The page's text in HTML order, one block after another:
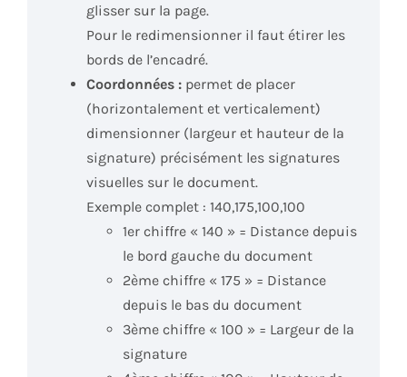
glisser sur la page.
Pour le redimensionner il faut étirer les
bords de l’encadré.
Coordonnées : permet de placer
(horizontalement et verticalement)
dimensionner (largeur et hauteur de la
signature) précisément les signatures
visuelles sur le document.
Exemple complet : 140,175,100,100
1er chiffre « 140 » = Distance depuis
le bord gauche du document
2ème chiffre « 175 » = Distance
depuis le bas du document
3ème chiffre « 100 » = Largeur de la
signature